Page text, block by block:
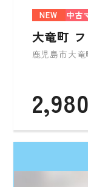
NEW 中古
大竜町
鹿児島市大
2,980